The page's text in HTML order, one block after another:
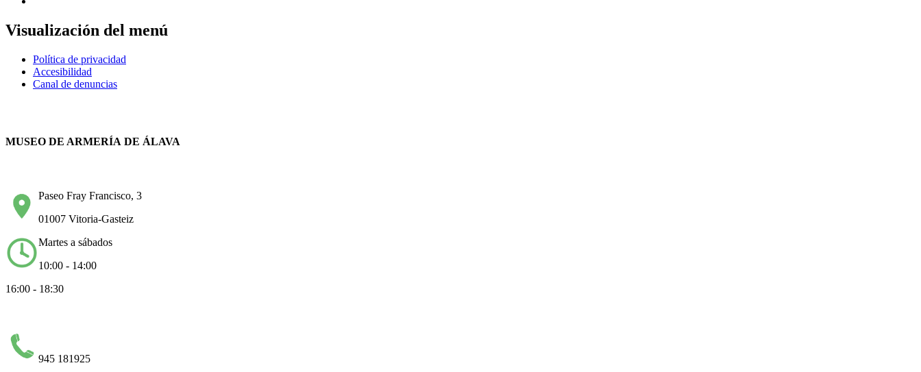
Visualización del menú
Política de privacidad
Accesibilidad
Canal de denuncias
MUSEO DE ARMERÍA DE ÁLAVA
Paseo Fray Francisco, 3
01007 Vitoria-Gasteiz
Martes a sábados
10:00 - 14:00
16:00 - 18:30
945 181925